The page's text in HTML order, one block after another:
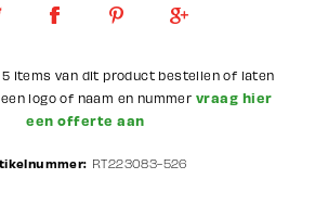
5 items van dit product bestellen of laten
logo of naam en nummer vraag hier
een offerte aan
RT223083-526